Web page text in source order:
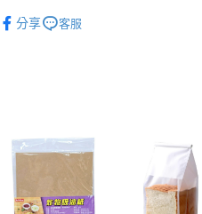
常溫宅配-(限重20kg以下)
每筆NT$100，滿NT$1,500(含以上)
付款後門市自取
分享
客服